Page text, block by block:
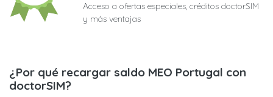
Acceso a ofertas especiales, créditos doctorSIM
y más ventajas
¿Por qué recargar saldo MEO Portugal con
doctorSIM?